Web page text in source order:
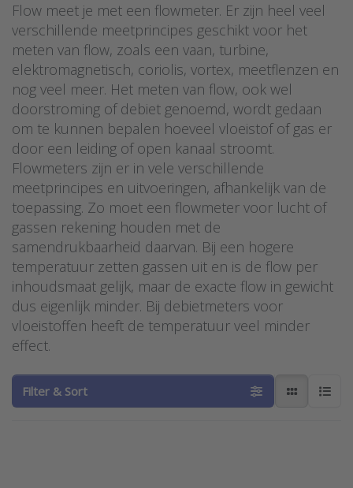
Flow meet je met een flowmeter. Er zijn heel veel
verschillende meetprincipes geschikt voor het
meten van flow, zoals een vaan, turbine,
elektromagnetisch, coriolis, vortex, meetflenzen en
nog veel meer. Het meten van flow, ook wel
doorstroming of debiet genoemd, wordt gedaan
om te kunnen bepalen hoeveel vloeistof of gas er
door een leiding of open kanaal stroomt.
Flowmeters zijn er in vele verschillende
meetprincipes en uitvoeringen, afhankelijk van de
toepassing. Zo moet een flowmeter voor lucht of
gassen rekening houden met de
samendrukbaarheid daarvan. Bij een hogere
temperatuur zetten gassen uit en is de flow per
inhoudsmaat gelijk, maar de exacte flow in gewicht
dus eigenlijk minder. Bij debietmeters voor
vloeistoffen heeft de temperatuur veel minder
effect.
Filter & Sort